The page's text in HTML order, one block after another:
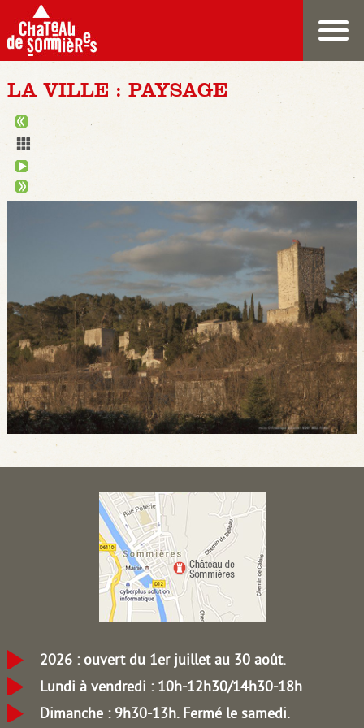
LA VILLE : PAYSAGE
2026 : ouvert du 1er juillet au 30 août.
Lundi à vendredi : 10h-12h30/14h30-18h
Dimanche : 9h30-13h. Fermé le samedi.